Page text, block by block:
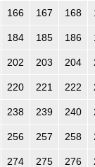
166 167 168
184 185 186
202 203 204
220 221 222
238 239 240
256 257 258
274 275 276